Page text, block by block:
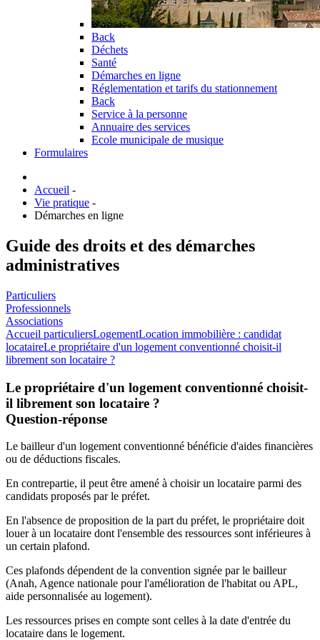
Back
Déchets
Santé
Démarches en ligne
Réglementation et tarifs du stationnement
Back
Service à la personne
Annuaire des services
Ecole municipale de musique
Formulaires
Accueil -
Vie pratique -
Démarches en ligne
Guide des droits et des démarches
administratives
Particuliers
Professionnels
Associations
Accueil particuliersLogementLocation immobilière : candidat
locataireLe propriétaire d'un logement conventionné choisit-il
librement son locataire ?
Le propriétaire d'un logement conventionné choisit-
il librement son locataire ?
Question-réponse
Le bailleur d'un logement conventionné bénéficie d'aides financières
ou de déductions fiscales.
En contrepartie, il peut être amené à choisir un locataire parmi des
candidats proposés par le préfet.
En l'absence de proposition de la part du préfet, le propriétaire doit
louer à un locataire dont l'ensemble des ressources sont inférieures à
un certain plafond.
Ces plafonds dépendent de la convention signée par le bailleur
(Anah, Agence nationale pour l'amélioration de l'habitat ou APL,
aide personnalisée au logement).
Les ressources prises en compte sont celles à la date d'entrée du
locataire dans le logement.